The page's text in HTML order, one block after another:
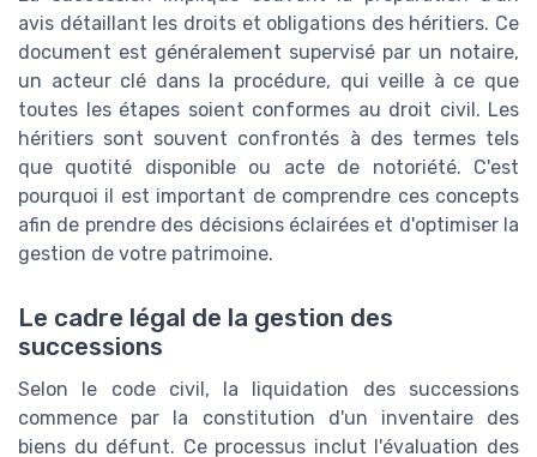
avis détaillant les droits et obligations des héritiers. Ce
document est généralement supervisé par un notaire,
un acteur clé dans la procédure, qui veille à ce que
toutes les étapes soient conformes au droit civil. Les
héritiers sont souvent confrontés à des termes tels
que quotité disponible ou acte de notoriété. C'est
pourquoi il est important de comprendre ces concepts
afin de prendre des décisions éclairées et d'optimiser la
gestion de votre patrimoine.
Le cadre légal de la gestion des
successions
Selon le code civil, la liquidation des successions
commence par la constitution d'un inventaire des
biens du défunt. Ce processus inclut l'évaluation des